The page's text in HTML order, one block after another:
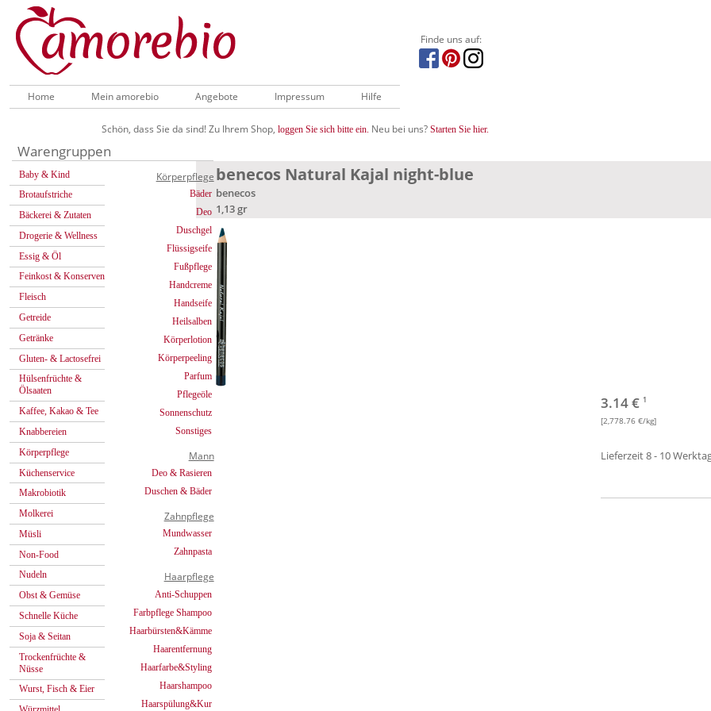
Finde uns auf:
Home Mein amorebio Angebote Impressum Hilfe
Schön, dass Sie da sind! Zu Ihrem Shop, loggen Sie sich bitte ein. Neu bei uns? Starten Sie hier.
Warengruppen
Baby & Kind
Brotaufstriche
Bäckerei & Zutaten
Drogerie & Wellness
Essig & Öl
Feinkost & Konserven
Fleisch
Getreide
Getränke
Gluten- & Lactosefrei
Hülsenfrüchte &
Ölsaaten
Kaffee, Kakao & Tee
Knabbereien
Körperpflege
Küchenservice
Makrobiotik
Molkerei
Müsli
Non-Food
Nudeln
Obst & Gemüse
Schnelle Küche
Soja & Seitan
Trockenfrüchte &
Nüsse
Wurst, Fisch & Eier
Körperpflege
Bäder
Deo
Duschgel
Flüssigseife
Fußpflege
Handcreme
Handseife
Heilsalben
Körperlotion
Körperpeeling
Parfum
Pflegeöle
Sonnenschutz
Sonstiges
Mann
Deo & Rasieren
Duschen & Bäder
Zahnpflege
Mundwasser
Zahnpasta
Haarpflege
Anti-Schuppen
Farbpflege Shampoo
Haarbürsten&Kämme
Haarentfernung
Haarfarbe&Styling
Haarshampoo
Haarspülung&Kur
benecos Natural Kajal night-blue
benecos
1,13 gr
3.14 € 1
[2,778.76 €/kg]
Lieferzeit 8 - 10